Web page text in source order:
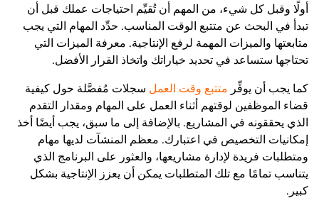
أولًا وقبل كل شيء، من المهم أن تُقيِّم احتياجات عملك قبل أن
تبدأ في البحث عن متتبع الوقت المناسب. حدِّد المهام التي يجب
متابعتها والميزات المهمة لرفع الإنتاجية. معرفة الميزات التي
تحتاجها ستساعد في تحديد خياراتك واتخاذ القرار الأفضل.
كما يجب أن يوفِّر متتبع وقت العمل سجلات مُفصَّلة حول كيفية
قضاء الموظفين لوقتهم أثناء العمل على المهام ومقدار التقدم
الذي يحققونه في المشاريع. بالإضافة إلى ما سبق، يجب أيضًا أخذ
إمكانيات التخصيص في اعتبارك. معظم المنشآت لديها مهام
ومتطلبات فريدة لإدارة مشاريعها، والعثور على البرنامج الذي
يتناسب تمامًا مع تلك المتطلبات يمكن أن يعزز الإنتاجية بشكل
كبير.